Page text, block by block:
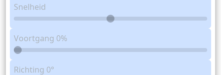
Snelheid
Voortgang 0%
Richting 0°